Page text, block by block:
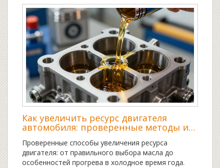
Как увеличить ресурс двигателя
автомобиля: проверенные методы и
ошибки обслуживания
Проверенные способы увеличения ресурса
двигателя: от правильного выбора масла до
особенностей прогрева в холодное время года.